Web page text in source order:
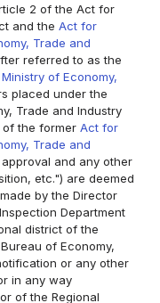
2 of the Act for
and theAct for
Trade and
referred to as the
of Economy,
placed under the
Trade and Industry
of the formerAct for
Trade and
and any other
etc.") are deemed
by the Director
Department
district of the
of Economy,
or any other
in any way
of the Regional